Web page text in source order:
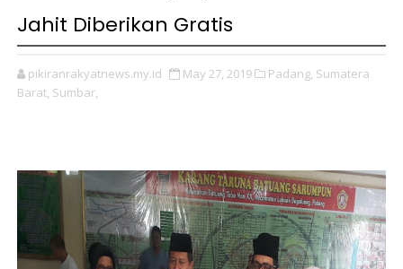
Jahit Diberikan Gratis
pikiranrakyatnews.my.id May 27, 2019 Padang, Sumatera
Barat, Sumbar,